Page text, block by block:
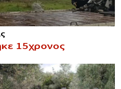
15χρονος